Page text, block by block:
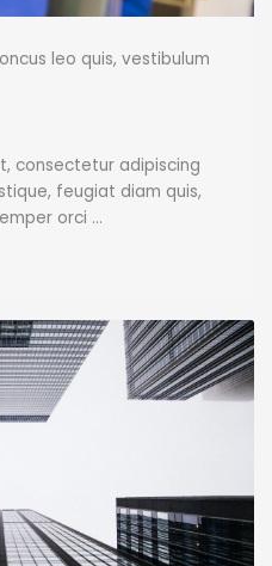
leo quis, vestibulum
consectetur adipiscing
feugiat diam quis,
orci ...